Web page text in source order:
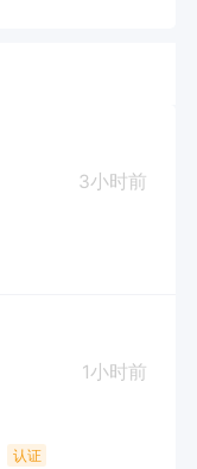
3小时前
1小时前
认证